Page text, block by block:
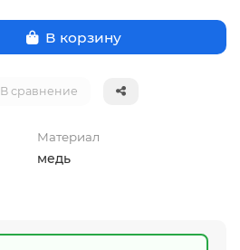
В корзину
В сравнение
Материал
медь